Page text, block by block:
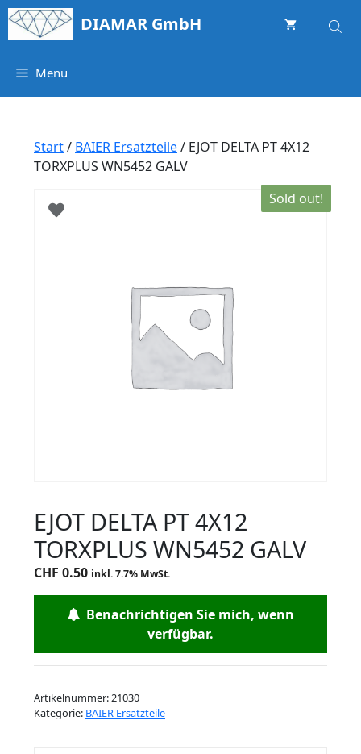
Springe
zum
DIAMAR GmbH
Menu
Start/ BAIER Ersatzteile/ EJOT DELTA PT 4X12
TORXPLUS WN5452 GALV
Sold out!
EJOT DELTA PT 4X12
TORXPLUS WN5452 GALV
CHF 0.50 inkl. 7.7% MwSt.
Benachrichtigen Sie mich, wenn
verfügbar.
Artikelnummer:21030
Kategorie: BAIER Ersatzteile